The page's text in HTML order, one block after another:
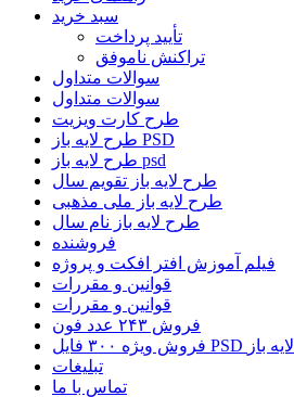
سبد خرید
تأیید پرداخت
تراکنش ناموفق
سوالات متداول
سوالات متداول
طرح کارت ویزیت
طرح لایه باز PSD
طرح لایه باز psd
طرح لایه باز تقویم سال
طرح لایه باز ملی مذهبی
طرح لایه باز نام سال
فروشنده
فیلم آموزش افتر افکت و پروژه
قوانین و مقررات
قوانین و مقررات
فروش ۲۴۳ عدد فون
فروش ویژه ۳۰۰ فایل PSD لایه باز
تبلیغات
تماس با ما